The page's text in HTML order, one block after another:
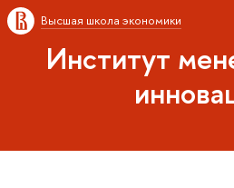
Высшая школа экономики
Институт